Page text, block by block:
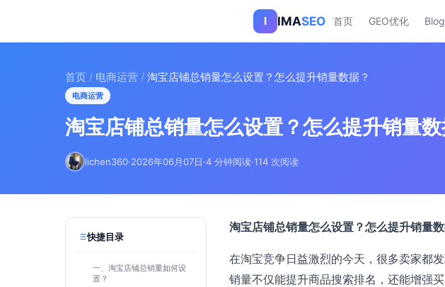
I IMASEO 首页 GEO优化 Blog
首页 / 电商运营 / 淘宝店铺总销量怎么设置？怎么提升销量数据？
电商运营
淘宝店铺总销量怎么设置？怎么提升销量数
lichen360·2026年06月07日·4 分钟阅读·114 次阅读
快捷目录
一、淘宝店铺总销量如何设
置？
淘宝店铺总销量怎么设置？怎么提升销量
在淘宝竞争日益激烈的今天，很多卖家都
销量不仅能提升商品搜索排名，还能增强